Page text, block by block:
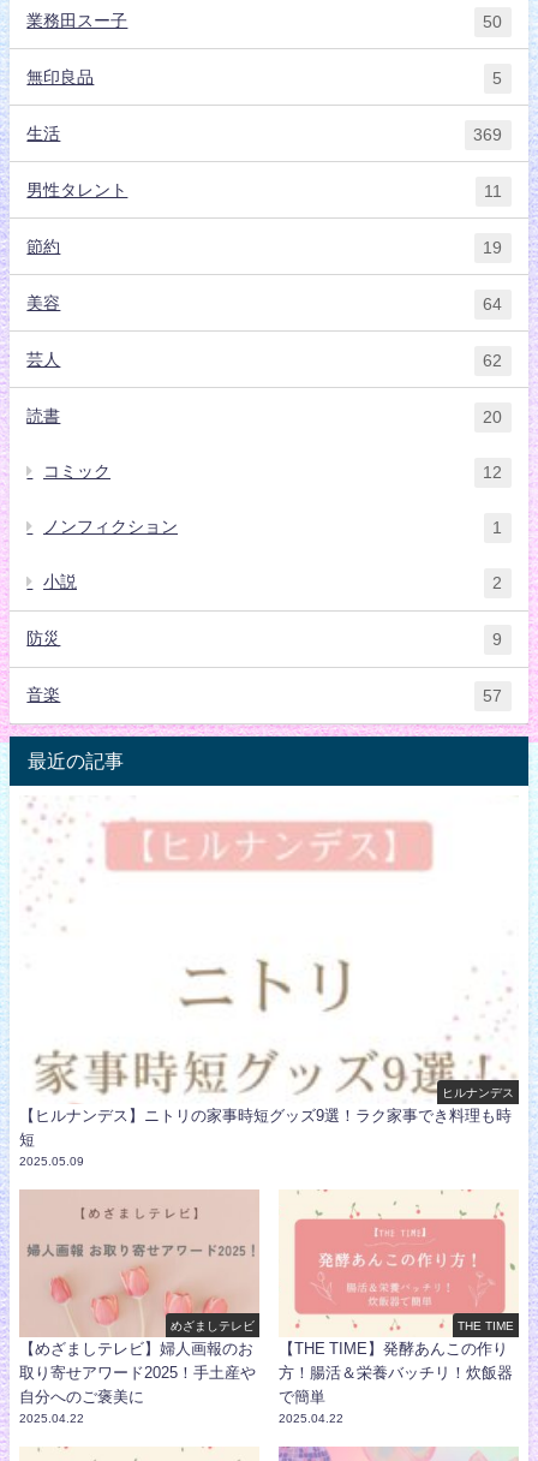
業務田スー子 50
無印良品 5
生活 369
男性タレント 11
節約 19
美容 64
芸人 62
読書 20
コミック 12
ノンフィクション 1
小説 2
防災 9
音楽 57
最近の記事
ヒルナンデス
【ヒルナンデス】ニトリの家事時短グッズ9選！ラク家事でき料理も時
短
2025.05.09
めざましテレビ
【めざましテレビ】婦人画報のお
取り寄せアワード2025！手土産や
自分へのご褒美に
2025.04.22
THE TIME
【THE TIME】発酵あんこの作り
方！腸活＆栄養バッチリ！炊飯器
で簡単
2025.04.22